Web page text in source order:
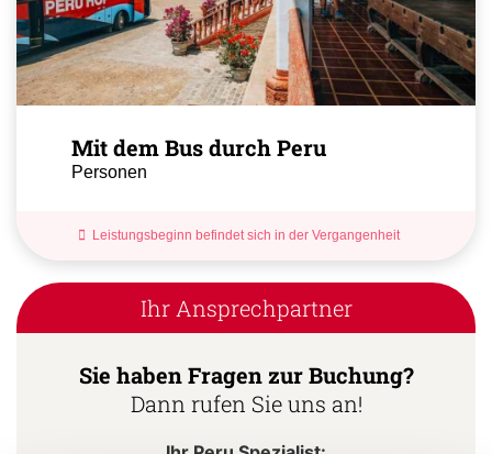
Mit dem Bus durch Peru
Personen
Leistungsbeginn befindet sich in der Vergangenheit
Ihr Ansprechpartner
Sie haben Fragen zur Buchung?
Dann rufen Sie uns an!